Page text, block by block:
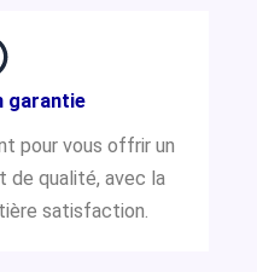
garantie
pour vous offrir un
de qualité, avec la
satisfaction.